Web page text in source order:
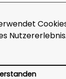
Nutzererlebnis.